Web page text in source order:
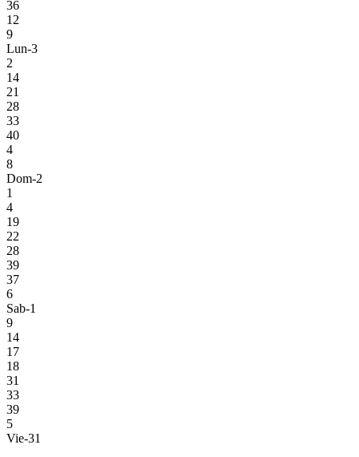
36
12
9
Lun-3
2
14
21
28
33
40
4
8
Dom-2
1
4
19
22
28
39
37
6
Sab-1
9
14
17
18
31
33
39
5
Vie-31